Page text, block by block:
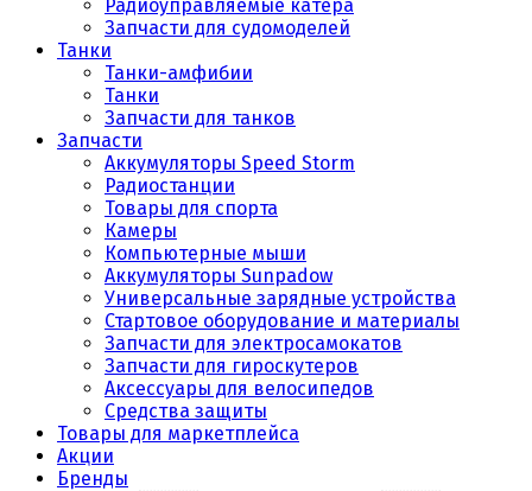
Радиоуправляемые катера
Запчасти для судомоделей
Танки
Танки-амфибии
Танки
Запчасти для танков
Запчасти
Аккумуляторы Speed Storm
Радиостанции
Товары для спорта
Камеры
Компьютерные мыши
Аккумуляторы Sunpadow
Универсальные зарядные устройства
Стартовое оборудование и материалы
Запчасти для электросамокатов
Запчасти для гироскутеров
Аксессуары для велосипедов
Средства защиты
Товары для маркетплейса
Акции
Бренды